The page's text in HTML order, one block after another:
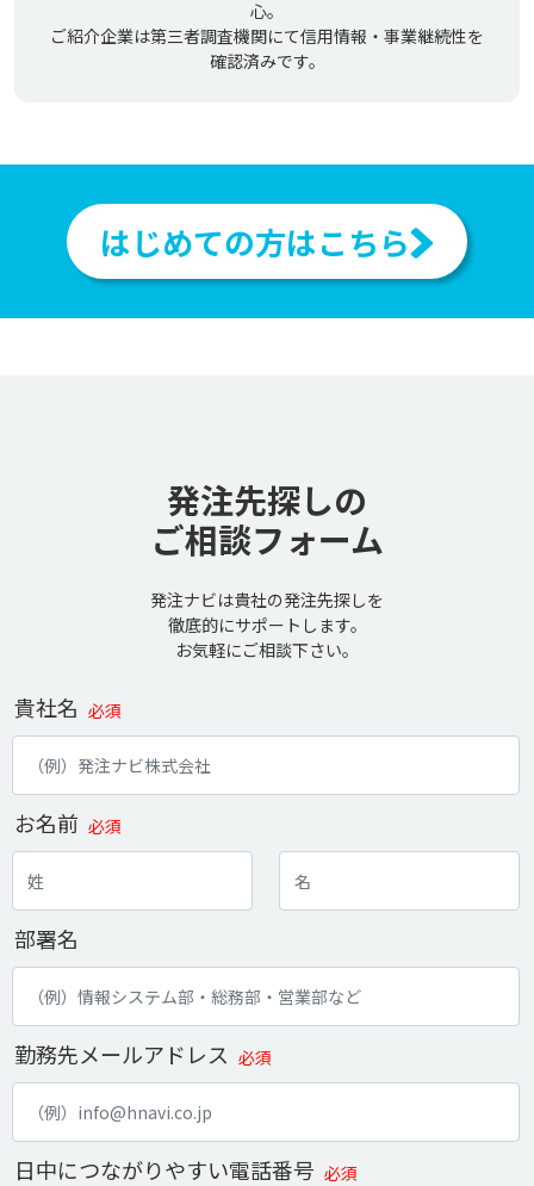
心。
ご紹介企業は第三者調査機関にて信用情報・事業継続性を
確認済みです。
はじめての方はこちら
発注先探しの
ご相談フォーム
発注ナビは貴社の発注先探しを
徹底的にサポートします。
お気軽にご相談下さい。
貴社名 必須
お名前 必須
部署名
勤務先メールアドレス 必須
日中につながりやすい電話番号 必須